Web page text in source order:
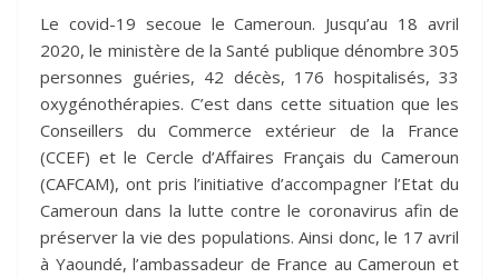
Le covid-19 secoue le Cameroun. Jusqu’au 18 avril
2020, le ministère de la Santé publique dénombre 305
personnes guéries, 42 décès, 176 hospitalisés, 33
oxygénothérapies. C’est dans cette situation que les
Conseillers du Commerce extérieur de la France
(CCEF) et le Cercle d’Affaires Français du Cameroun
(CAFCAM), ont pris l’initiative d’accompagner l’Etat du
Cameroun dans la lutte contre le coronavirus afin de
préserver la vie des populations. Ainsi donc, le 17 avril
à Yaoundé, l’ambassadeur de France au Cameroun et